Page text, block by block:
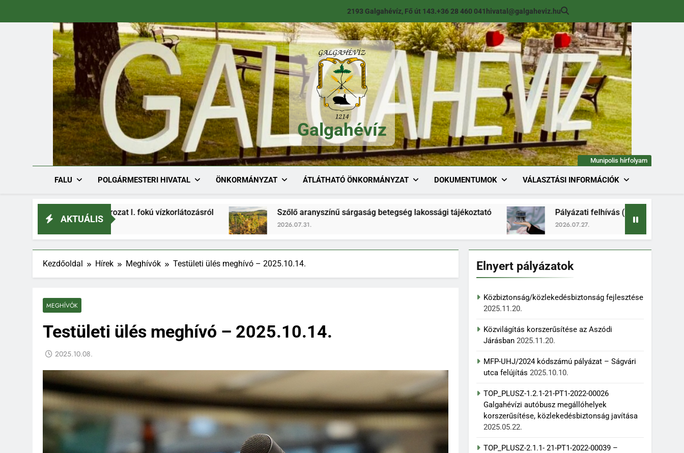
2193 Galgahévíz, Fő út 143.+36 28 460 041 hivatal@galgaheviz.hu
Galgahévíz
Galgahévíz
Munipolis hírfolyam
FALU POLGÁRMESTERI HIVATAL ÖNKORMÁNYZAT ÁTLÁTHATÓ ÖNKORMÁNYZAT DOKUMENTUMOK VÁLASZTÁSI INFORMÁCIÓK
AKTUÁLIS
1/2026. határozat I. fokú vízkorlátozásról Szőlő aranyszínű sárgaság betegség lakossági tájékoztató
2026.07.31.
Pályázati felhívás (módosított) ingatlan
2026.07.27.
Kezdőoldal Hírek Meghívók Testületi ülés meghívó – 2025.10.14.
MEGHÍVÓK
Testületi ülés meghívó – 2025.10.14.
2025.10.08.
Elnyert pályázatok
Közbiztonság/közlekedésbiztonság fejlesztése
2025.11.20.
Közvilágítás korszerűsítése az Aszódi
Járásban 2025.11.20.
MFP-UHJ/2024 kódszámú pályázat – Ságvári
utca felújítás 2025.10.10.
TOP_PLUSZ-1.2.1-21-PT1-2022-00026
Galgahévízi autóbusz megállóhelyek
korszerűsítése, közlekedésbiztonság javítása
2025.05.22.
TOP_PLUSZ-2.1.1- 21-PT1-2022-00039 –